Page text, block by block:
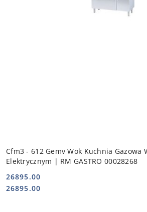
Cfm3 - 612 Gemv Wok Kuchnia Gazowa
Elektrycznym | RM GASTRO 00028268
Cena:
26895.00
Cena:
26895.00